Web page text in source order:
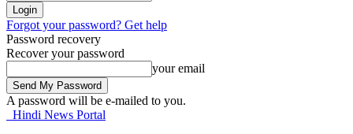
Forgot your password? Get help
Password recovery
Recover your password
your email
A password will be e-mailed to you.
Hindi News Portal